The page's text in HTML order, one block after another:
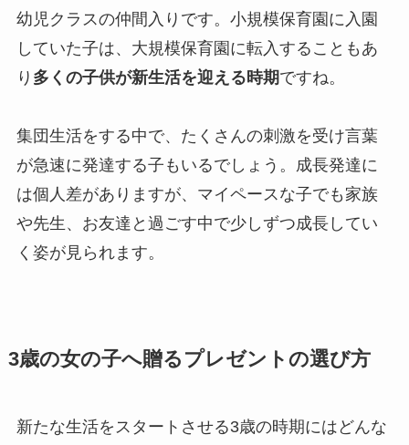
幼児クラスの仲間入りです。小規模保育園に入園
していた子は、大規模保育園に転入することもあ
り 多くの子供が新生活を迎える時期ですね。
集団生活をする中で、たくさんの刺激を受け言葉
が急速に発達する子もいるでしょう。成長発達に
は個人差がありますが、マイペースな子でも家族
や先生、お友達と過ごす中で少しずつ成長してい
く姿が見られます。
3歳の女の子へ贈るプレゼントの選び方
新たな生活をスタートさせる3歳の時期にはどんな